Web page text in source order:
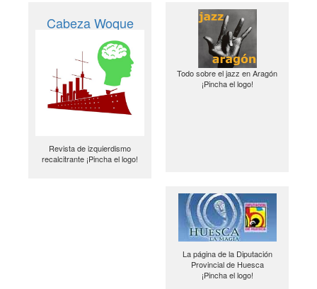
Cabeza Woque
Revista de izquierdismo
recalcitrante ¡Pincha el logo!
Todo sobre el jazz en Aragón
¡Pincha el logo!
La página de la Diputación
Provincial de Huesca
¡Pincha el logo!